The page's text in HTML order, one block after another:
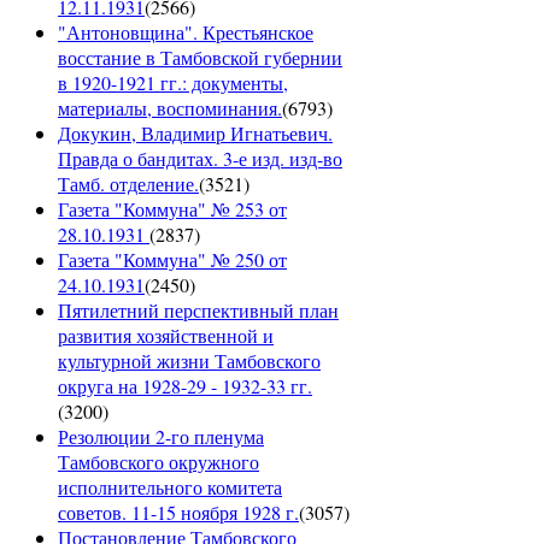
12.11.1931(2566)
"Антоновщина". Крестьянское
восстание в Тамбовской губернии
в 1920-1921 гг.: документы,
материалы, воспоминания.(6793)
Докукин, Владимир Игнатьевич.
Правда о бандитах. 3-е изд. изд-во
Тамб. отделение.(3521)
Газета "Коммуна" № 253 от
28.10.1931 (2837)
Газета "Коммуна" № 250 от
24.10.1931(2450)
Пятилетний перспективный план
развития хозяйственной и
культурной жизни Тамбовского
округа на 1928-29 - 1932-33 гг.
(3200)
Резолюции 2-го пленума
Тамбовского окружного
исполнительного комитета
советов. 11-15 ноября 1928 г.(3057)
Постановление Тамбовского